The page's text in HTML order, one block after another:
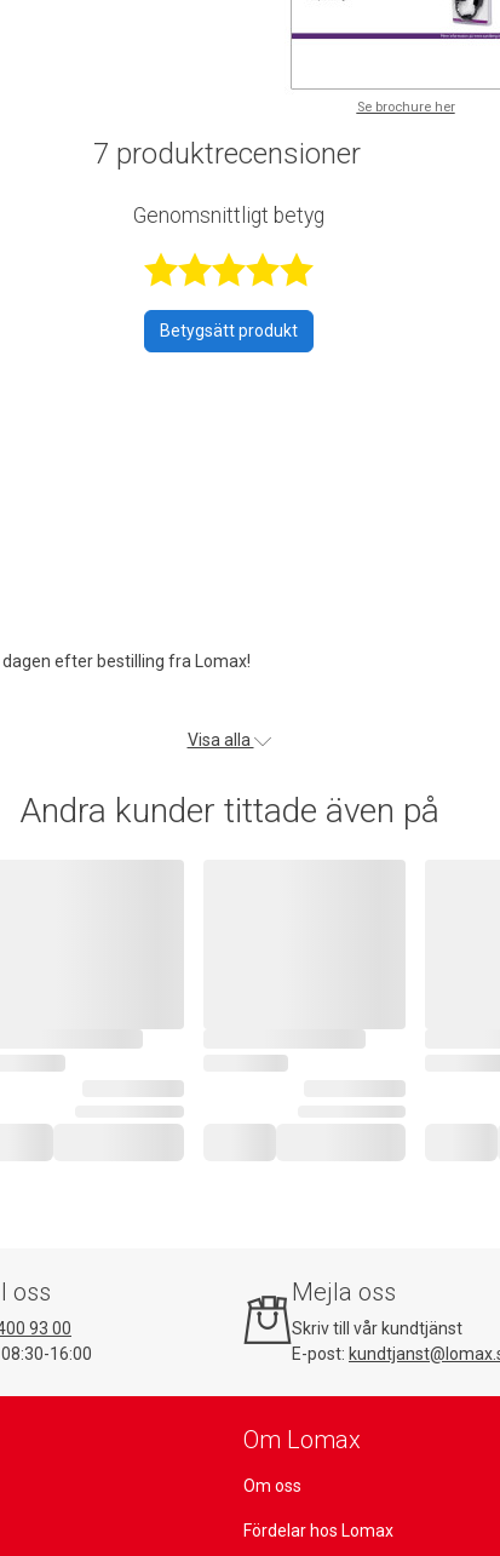
Se brochure her
7 produktrecensioner
Genomsnittligt betyg
Betygsatt 5
Betygsätt produkt
efter bestilling fra Lomax!
Visa alla
Andra kunder tittade även på
oss
93 00
16:00
Mejla oss
Skriv till vår kundtjänst
E-post:
Om Lomax
Om oss
Fördelar hos Lomax